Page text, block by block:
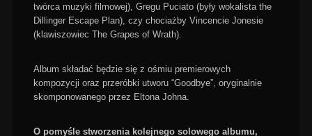
twórca muzyki filmowej), Gregu Puciato (były wokalista the
Dillinger Escape Plan), czy chociażby Vincencie Jonesie
(klawiszowiec The Grapes of Wrath).
Album składać będzie się z ośmiu premierowych
kompozycji oraz przeróbki utworu “Goodbye”, oryginalnie
skomponowanego przez Eltona Johna.
O pomyśle stworzenia kolejnego solowego albumu,